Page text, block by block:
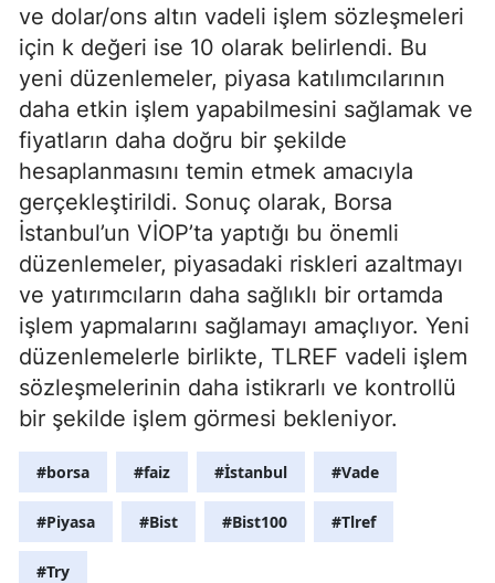
ve dolar/ons altın vadeli işlem sözleşmeleri
için k değeri ise 10 olarak belirlendi. Bu
yeni düzenlemeler, piyasa katılımcılarının
daha etkin işlem yapabilmesini sağlamak ve
fiyatların daha doğru bir şekilde
hesaplanmasını temin etmek amacıyla
gerçekleştirildi. Sonuç olarak, Borsa
İstanbul’un VİOP’ta yaptığı bu önemli
düzenlemeler, piyasadaki riskleri azaltmayı
ve yatırımcıların daha sağlıklı bir ortamda
işlem yapmalarını sağlamayı amaçlıyor. Yeni
düzenlemelerle birlikte, TLREF vadeli işlem
sözleşmelerinin daha istikrarlı ve kontrollü
bir şekilde işlem görmesi bekleniyor.
#borsa #faiz #İstanbul #Vade
#Piyasa #Bist #Bist100 #Tlref
#Try